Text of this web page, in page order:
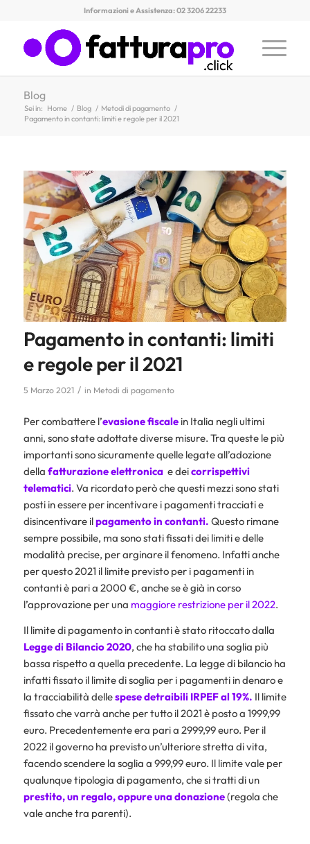
Informazioni e Assistenza: 02 3206 22233
Blog
Sei in: Home / Blog / Metodi di pagamento /
Pagamento in contanti: limiti e regole per il 2021
Pagamento in contanti: limiti
e regole per il 2021
5 Marzo 2021 / in Metodi di pagamento
Per combattere l’evasione fiscalein Italia negli ultimi
anni, sono state adottate diverse misure. Tra queste le più
importanti sono sicuramente quelle legate all’adozione
della fatturazione elettronica e deicorrispettivi
telematici. Va ricordato però che questi mezzi sono stati
posti in essere per incentivare i pagamenti tracciati e
disincentivare ilpagamento in contanti. Questo rimane
sempre possibile, ma sono stati fissati dei limiti e delle
modalità precise, per arginare il fenomeno. Infatti anche
per questo 2021 il limite previsto per i pagamenti in
contanti è pari a 2000 €, anche se è già in corso
l’approvazione per una maggiore restrizione per il 2022.
Il limite di pagamento in contanti è stato ritoccato dalla
Legge di Bilancio 2020, che ha stabilito una soglia più
bassa rispetto a quella precedente. La legge di bilancio ha
infatti fissato il limite di soglia per i pagamenti in denaro e
la tracciabilità dellespese detraibili IRPEF al 19%. Il limite
fissato che varrà anche per tutto il 2021 è posto a 1999,99
euro. Precedentemente era pari a 2999,99 euro. Per il
2022 il governo ha previsto un’ulteriore stretta di vita,
facendo scendere la soglia a 999,99 euro. Il limite vale per
qualunque tipologia di pagamento, che si tratti di un
prestito, un regalo, oppure una donazione(regola che
vale anche tra parenti).